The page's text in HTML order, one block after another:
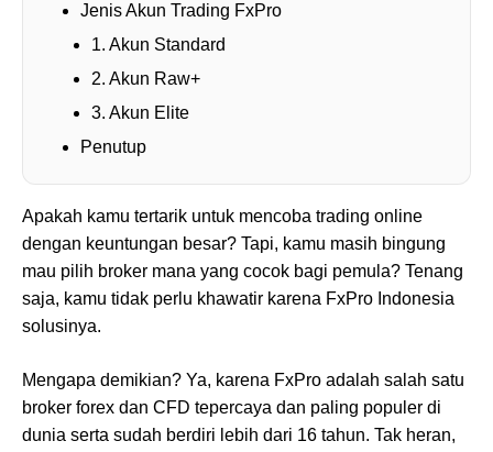
Jenis Akun Trading FxPro
1. Akun Standard
2. Akun Raw+
3. Akun Elite
Penutup
Apakah kamu tertarik untuk mencoba trading online
dengan keuntungan besar? Tapi, kamu masih bingung
mau pilih broker mana yang cocok bagi pemula? Tenang
saja, kamu tidak perlu khawatir karena FxPro Indonesia
solusinya.
Mengapa demikian? Ya, karena FxPro adalah salah satu
broker forex dan CFD tepercaya dan paling populer di
dunia serta sudah berdiri lebih dari 16 tahun. Tak heran,